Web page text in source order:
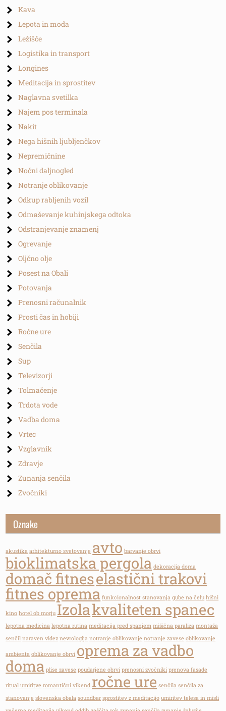
Kava
Lepota in moda
Ležišče
Logistika in transport
Longines
Meditacija in sprostitev
Naglavna svetilka
Najem pos terminala
Nakit
Nega hišnih ljubljenčkov
Nepremičnine
Nočni daljnogled
Notranje oblikovanje
Odkup rabljenih vozil
Odmaševanje kuhinjskega odtoka
Odstranjevanje znamenj
Ogrevanje
Oljčno olje
Posest na Obali
Potovanja
Prenosni računalnik
Prosti čas in hobiji
Ročne ure
Senčila
Sup
Televizorji
Tolmačenje
Trdota vode
Vadba doma
Vrtec
Vzglavnik
Zdravje
Zunanja senčila
Zvočniki
Oznake
akustika arhitekturno svetovanje avto barvanje obrvi
bioklimatska pergola dekoracija doma
domač fitneselastični trakovi
fitnes oprema funkcionalnost stanovanja gube na čelu hišni
kino hotel ob morju Izolakvaliteten spanec
lepotna medicina lepotna rutina meditacija pred spanjem mišična paraliza montaža
senčil naraven videz nevrologija notranje oblikovanje notranje zavese oblikovanje
ambienta oblikovanje obrvi oprema za vadbo
doma plise zavese poudarjene obrvi prenosni zvočniki prenova fasade
ritual umiritve romantični vikend ročne ure senčila senčila za
stanovanje slovenska obala soundbar sprostitev z meditacijo umiritev telesa in misli